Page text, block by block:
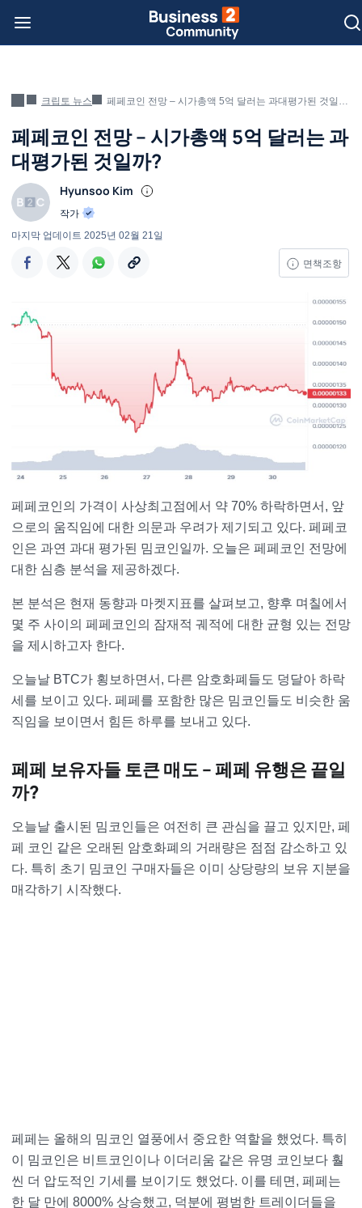
크립토 뉴스 페페코인 전망 – 시가총액 5억 달러는 과대평가된 것일까?
페페코인 전망 – 시가총액 5억 달러는 과
대평가된 것일까?
Hyunsoo Kim
작가
면책조항
마지막 업데이트 2025년 02월 21일
페페코인의 가격이 사상최고점에서 약 70% 하락하면서, 앞
으로의 움직임에 대한 의문과 우려가 제기되고 있다. 페페코
인은 과연 과대 평가된 밈코인일까. 오늘은 페페코인 전망에
대한 심층 분석을 제공하겠다.
본 분석은 현재 동향과 마켓지표를 살펴보고, 향후 며칠에서
몇 주 사이의 페페코인의 잠재적 궤적에 대한 균형 있는 전망
을 제시하고자 한다.
오늘날 BTC가 횡보하면서, 다른 암호화폐들도 덩달아 하락
세를 보이고 있다. 페페를 포함한 많은 밈코인들도 비슷한 움
직임을 보이면서 힘든 하루를 보내고 있다.
페페 보유자들 토큰 매도 – 페페 유행은 끝일
까?
오늘날 출시된 밈코인들은 여전히 큰 관심을 끌고 있지만, 페
페 코인 같은 오래된 암호화폐의 거래량은 점점 감소하고 있
다. 특히 초기 밈코인 구매자들은 이미 상당량의 보유 지분을
매각하기 시작했다.
페페는 올해의 밈코인 열풍에서 중요한 역할을 했었다. 특히
이 밈코인은 비트코인이나 이더리움 같은 유명 코인보다 훨
씬 더 압도적인 기세를 보이기도 했었다. 이를 테면, 페페는
한 달 만에 8000% 상승했고, 덕분에 평범한 트레이더들을